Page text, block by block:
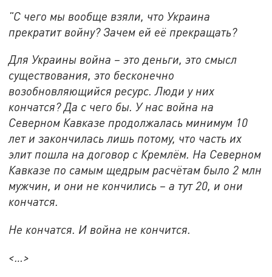
"С чего мы вообще взяли, что Украина
прекратит войну? Зачем ей её прекращать?
Для Украины война – это деньги, это смысл
существования, это бесконечно
возобновляющийся ресурс. Люди у них
кончатся? Да с чего бы. У нас война на
Северном Кавказе продолжалась минимум 10
лет и закончилась лишь потому, что часть их
элит пошла на договор с Кремлём. На Северном
Кавказе по самым щедрым расчётам было 2 млн
мужчин, и они не кончились – а тут 20, и они
кончатся.
Не кончатся. И война не кончится.
<…>